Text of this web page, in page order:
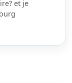
et je